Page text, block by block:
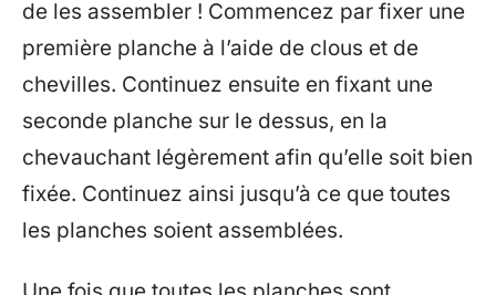
de les assembler ! Commencez par fixer une
première planche à l’aide de clous et de
chevilles. Continuez ensuite en fixant une
seconde planche sur le dessus, en la
chevauchant légèrement afin qu’elle soit bien
fixée. Continuez ainsi jusqu’à ce que toutes
les planches soient assemblées.